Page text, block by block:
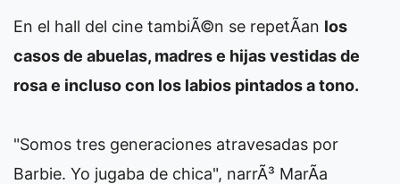
En el hall del cine tambiÃ©n se repetÃ­an los
casos de abuelas, madres e hijas vestidas de
rosa e incluso con los labios pintados a tono.
"Somos tres generaciones atravesadas por
Barbie. Yo jugaba de chica", narrÃ³ MarÃ­a